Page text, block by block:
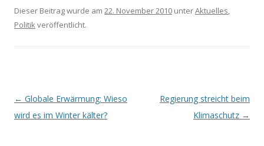
Dieser Beitrag wurde am 22. November 2010 unterAktuelles,
Politikveröffentlicht.
Beitrags-
Navigation
← Globale Erwärmung: Wieso
wird es im Winter kälter?
Regierung streicht beim
Klimaschutz →